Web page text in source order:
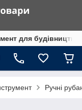
для
Ручні